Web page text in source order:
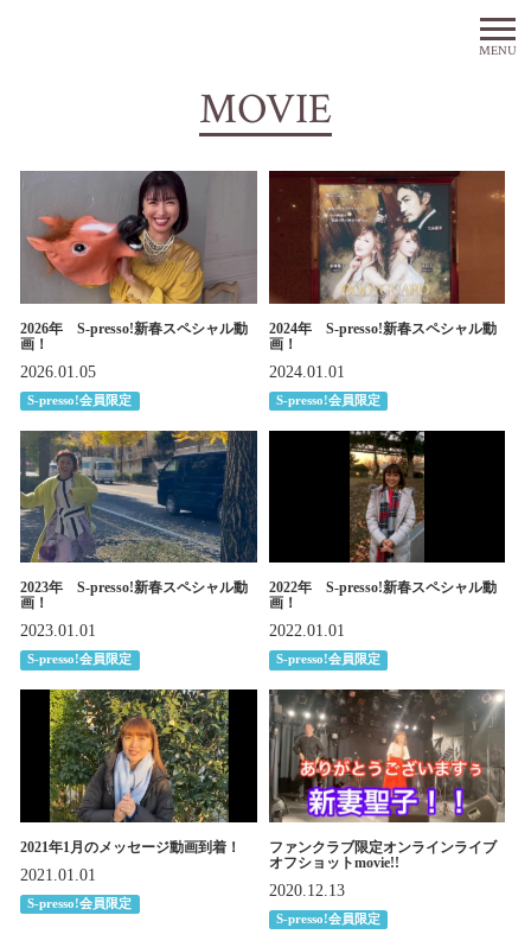
MENU
MOVIE
2026年 S-presso!新春スペシャル動
画！
2026.01.05
S-presso!会員限定
2024年 S-presso!新春スペシャル動
画！
2024.01.01
S-presso!会員限定
2023年 S-presso!新春スペシャル動
画！
2023.01.01
S-presso!会員限定
2022年 S-presso!新春スペシャル動
画！
2022.01.01
S-presso!会員限定
2021年1月のメッセージ動画到着！
2021.01.01
S-presso!会員限定
ファンクラブ限定オンラインライブ
オフショットmovie!!
2020.12.13
S-presso!会員限定